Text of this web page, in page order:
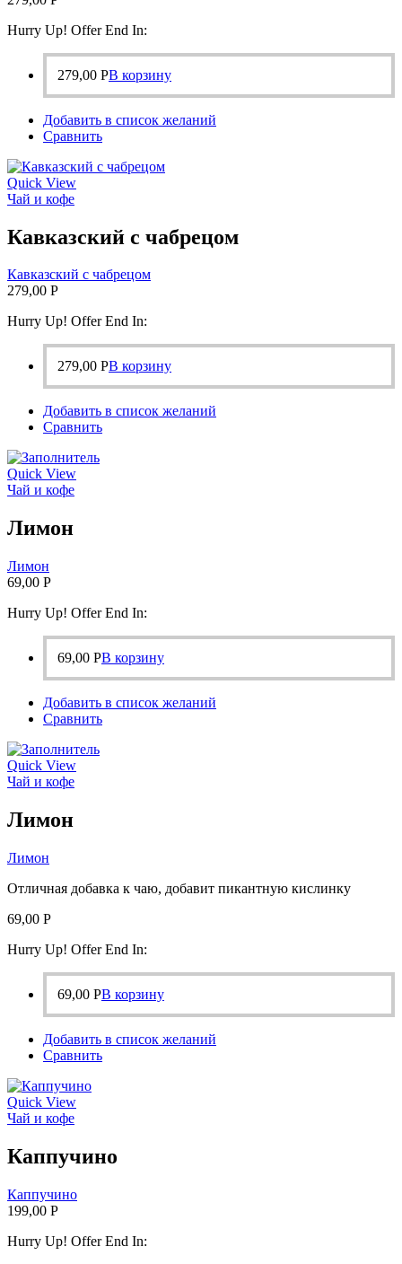
Hurry Up! Offer End In:
279,00 РВ корзину
Добавить в список желаний
Сравнить
Quick View
Чай и кофе
Кавказский с чабрецом
Кавказский с чабрецом
279,00 Р
Hurry Up! Offer End In:
279,00 РВ корзину
Добавить в список желаний
Сравнить
Quick View
Чай и кофе
Лимон
Лимон
69,00 Р
Hurry Up! Offer End In:
69,00 РВ корзину
Добавить в список желаний
Сравнить
Quick View
Чай и кофе
Лимон
Лимон
Отличная добавка к чаю, добавит пикантную кислинку
69,00 Р
Hurry Up! Offer End In:
69,00 РВ корзину
Добавить в список желаний
Сравнить
Quick View
Чай и кофе
Каппучино
Каппучино
199,00 Р
Hurry Up! Offer End In: